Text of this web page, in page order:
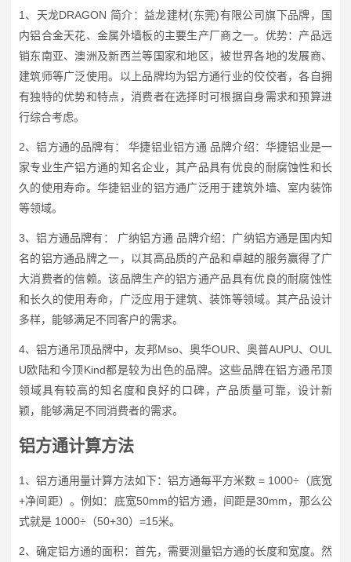
1、天龙DRAGON 简介：益龙建材(东莞)有限公司旗下品牌，国
内铝合金天花、金属外墙板的主要生产厂商之一。优势：产品远
销东南亚、澳洲及新西兰等国家和地区，被世界各地的发展商、
建筑师等广泛使用。以上品牌均为铝方通行业的佼佼者，各自拥
有独特的优势和特点，消费者在选择时可根据自身需求和预算进
行综合考虑。
2、铝方通的品牌有： 华捷铝业铝方通 品牌介绍：华捷铝业是一
家专业生产铝方通的知名企业，其产品具有优良的耐腐蚀性和长
久的使用寿命。华捷铝业的铝方通广泛用于建筑外墙、室内装饰
等领域。
3、铝方通品牌有： 广纳铝方通 品牌介绍：广纳铝方通是国内知
名的铝方通品牌之一，以其高品质的产品和卓越的服务赢得了广
大消费者的信赖。该品牌生产的铝方通产品具有优良的耐腐蚀性
和长久的使用寿命，广泛应用于建筑、装饰等领域。其产品设计
多样，能够满足不同客户的需求。
4、铝方通吊顶品牌中，友邦Mso、奥华OUR、奥普AUPU、OUL
U欧陆和今顶Kind都是较为出色的品牌。这些品牌在铝方通吊顶
领域具有较高的知名度和良好的口碑，产品质量可靠，设计新
颖，能够满足不同消费者的需求。
铝方通计算方法
1、铝方通用量计算方法如下：铝方通每平方米数 = 1000÷（底宽
+净间距）。例如：底宽50mm的铝方通，间距是30mm，那么公
式就是 1000÷（50+30）=15米。
2、确定铝方通的面积：首先，需要测量铝方通的长度和宽度。然